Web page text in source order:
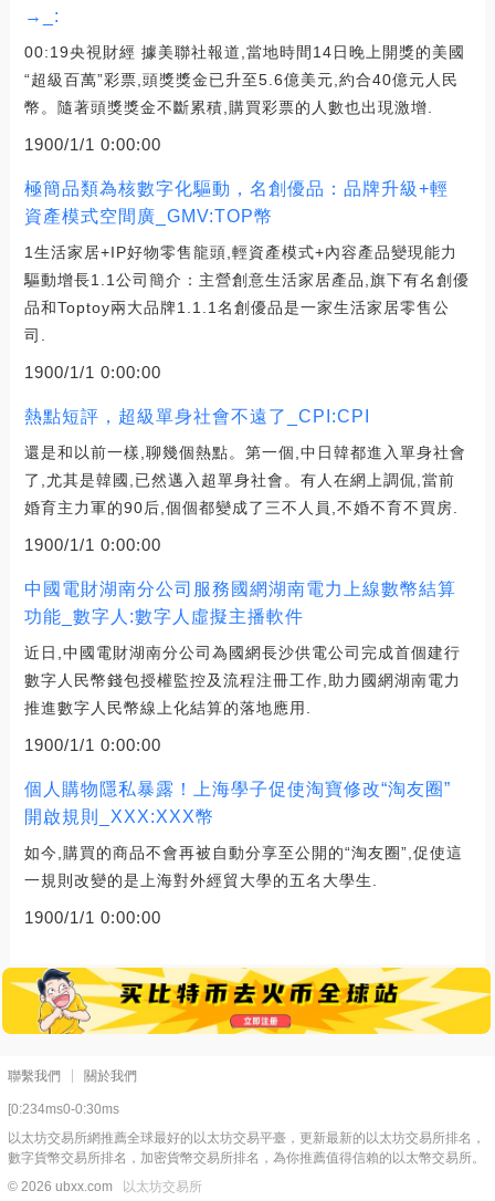
→_:
00:19央視財經 據美聯社報道,當地時間14日晚上開獎的美國
“超級百萬”彩票,頭獎獎金已升至5.6億美元,約合40億元人民
幣。隨著頭獎獎金不斷累積,購買彩票的人數也出現激增.
1900/1/1 0:00:00
極簡品類為核數字化驅動，名創優品：品牌升級+輕
資產模式空間廣_GMV:TOP幣
1生活家居+IP好物零售龍頭,輕資產模式+內容產品變現能力
驅動增長1.1公司簡介：主營創意生活家居產品,旗下有名創優
品和Toptoy兩大品牌1.1.1名創優品是一家生活家居零售公
司.
1900/1/1 0:00:00
熱點短評，超級單身社會不遠了_CPI:CPI
還是和以前一樣,聊幾個熱點。第一個,中日韓都進入單身社會
了,尤其是韓國,已然邁入超單身社會。有人在網上調侃,當前
婚育主力軍的90后,個個都變成了三不人員,不婚不育不買房.
1900/1/1 0:00:00
中國電財湖南分公司服務國網湖南電力上線數幣結算
功能_數字人:數字人虛擬主播軟件
近日,中國電財湖南分公司為國網長沙供電公司完成首個建行
數字人民幣錢包授權監控及流程注冊工作,助力國網湖南電力
推進數字人民幣線上化結算的落地應用.
1900/1/1 0:00:00
個人購物隱私暴露！上海學子促使淘寶修改“淘友圈”
開啟規則_XXX:XXX幣
如今,購買的商品不會再被自動分享至公開的“淘友圈”,促使這
一規則改變的是上海對外經貿大學的五名大學生.
1900/1/1 0:00:00
聯繫我們 關於我們
[0:234ms0-0:30ms
以太坊交易所網推薦全球最好的以太坊交易平臺，更新最新的以太坊交易所排名，
數字貨幣交易所排名，加密貨幣交易所排名，為你推薦值得信賴的以太幣交易所。
© 2026 ubxx.com
以太坊交易所